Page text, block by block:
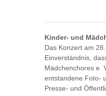
Kinder- und
Das Konzert am
Einverständnis,
Mädchenchores e.
entstandene Foto-
Presse- und